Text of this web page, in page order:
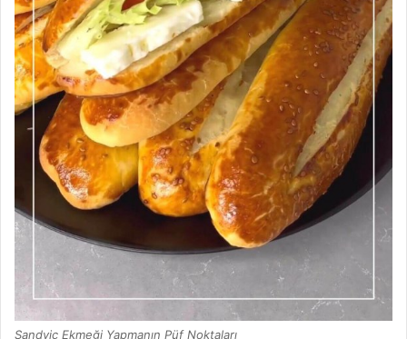
Sandviç Ekmeği Yapmanın Püf Noktaları